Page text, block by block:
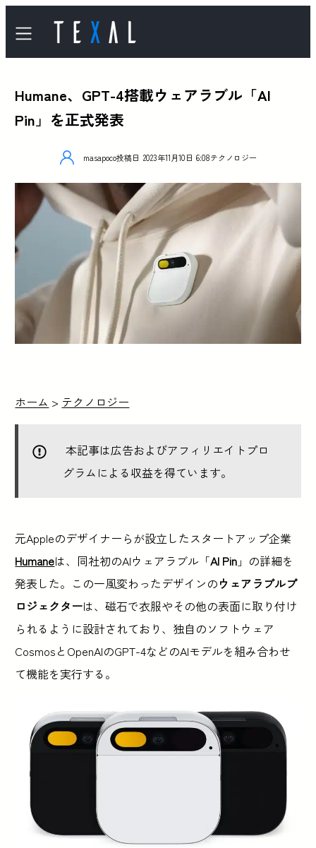
Humane、GPT-4搭載ウェアラブル「AI
Pin」を正式発表
masapoco投稿日 2023年11月10日 6:08テクノロジー
ホーム > テクノロジー
本記事は広告およびアフィリエイトプロ
グラムによる収益を得ています。
元Appleのデザイナーらが設立したスタートアップ企業
Humaneは、同社初のAIウェアラブル「AI Pin 」の詳細を
発表した。この一風変わったデザインのウェアラブルプ
ロジェクターは、磁石で衣服やその他の表面に取り付け
られるように設計されており、独自のソフトウェア
CosmosとOpenAIのGPT-4などのAIモデルを組み合わせ
て機能を実行する。